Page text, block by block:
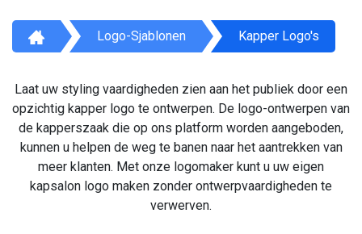
Logo-Sjablonen Kapper Logo's
Laat uw styling vaardigheden zien aan het publiek door een
opzichtig kapper logo te ontwerpen. De logo-ontwerpen van
de kapperszaak die op ons platform worden aangeboden,
kunnen u helpen de weg te banen naar het aantrekken van
meer klanten. Met onze logomaker kunt u uw eigen
kapsalon logo maken zonder ontwerpvaardigheden te
verwerven.